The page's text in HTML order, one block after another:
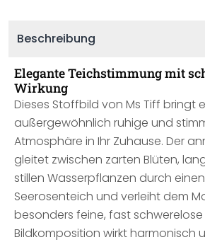
Beschreibung
Elegante Teichstimmung mit
Wirkung
Dieses Stoffbild von Ms Tiff bringt
außergewöhnlich ruhige und
Atmosphäre in Ihr Zuhause. Der
gleitet zwischen zarten Blüten,
stillen Wasserpflanzen durch
Seerosenteich und verleiht dem
besonders feine, fast schwerelose
Bildkomposition wirkt harmonisch